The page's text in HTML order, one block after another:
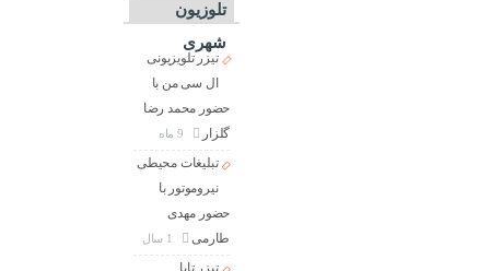
تلوزیون
شهری
تیزر تلویزیونی
ال سی من با
حضور محمد رضا
گلزار
تبلیغات محیطی
نیروموتور با
حضور مهدی
طارمی
تیزر تابا